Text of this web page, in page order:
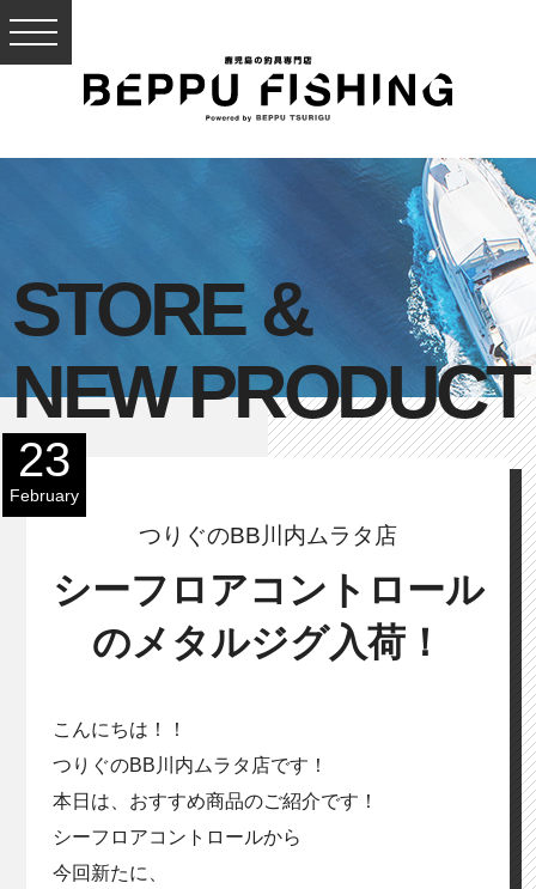
STORE &
NEW PRODUCT
23
February
つりぐのBB川内ムラタ店
シーフロアコントロール
のメタルジグ入荷！
こんにちは！！
つりぐのBB川内ムラタ店です！
本日は、おすすめ商品のご紹介です！
シーフロアコントロールから
今回新たに、